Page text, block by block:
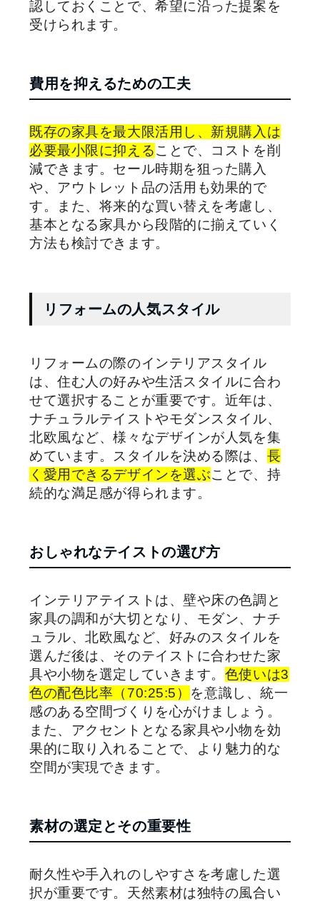
認しておくことで、希望に沿った提案を
受けられます。
費用を抑えるための工夫
既存の家具を最大限活用し、新規購入は
必要最小限に抑えることで、コストを削
減できます。セール時期を狙った購入
や、アウトレット品の活用も効果的で
す。また、将来的な買い替えを考慮し、
基本となる家具から段階的に揃えていく
方法も検討できます。
リフォームの人気スタイル
リフォームの際のインテリアスタイル
は、住む人の好みや生活スタイルに合わ
せて選択することが重要です。近年は、
ナチュラルテイストやモダンスタイル、
北欧風など、様々なデザインが人気を集
めています。スタイルを決める際は、 長
く愛用できるデザインを選ぶことで、持
続的な満足感が得られます。
おしゃれなテイストの選び方
インテリアテイストは、壁や床の色調と
家具の調和が大切となり、モダン、ナチ
ュラル、北欧風など、好みのスタイルを
選んだ後は、そのテイストに合わせた家
具や小物を選定していきます。 色使いは3
色の配色比率（70:25:5） を意識し、統一
感のある空間づくりを心がけましょう。
また、アクセントとなる家具や小物を効
果的に取り入れることで、より魅力的な
空間が実現できます。
素材の選定とその重要性
耐久性や手入れのしやすさを考慮した選
択が重要です。天然素材は独特の風合い